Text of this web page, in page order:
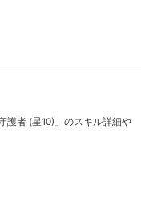
護者 (星10)」のスキル詳細や